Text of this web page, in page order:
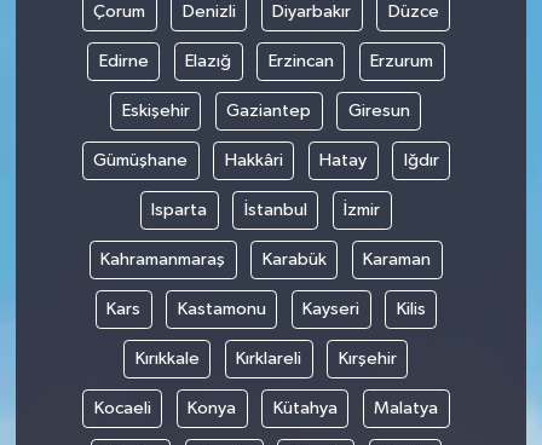
Çorum Denizli Diyarbakır Düzce
Edirne Elazığ Erzincan Erzurum
Eskişehir Gaziantep Giresun
Gümüşhane Hakkâri Hatay Iğdır
Isparta İstanbul İzmir
Kahramanmaraş Karabük Karaman
Kars Kastamonu Kayseri Kilis
Kırıkkale Kırklareli Kırşehir
Kocaeli Konya Kütahya Malatya